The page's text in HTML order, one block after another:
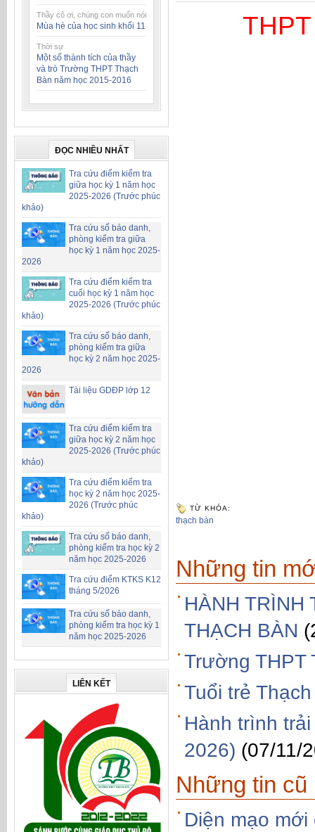
Thầy cô ơi, chúng con muốn nói
Mùa hè của học sinh khối 11
Thời sự
Một số thành tích của thầy
và trò Trường THPT Thạch
Bàn năm học 2015-2016
ĐỌC NHIỀU NHẤT
Tra cứu điểm kiểm tra
giữa học kỳ 1 năm học
2025-2026 (Trước phúc
khảo)
Tra cứu số báo danh,
phòng kiểm tra giữa
học kỳ 1 năm học 2025-
2026
Tra cứu điểm kiểm tra
cuối học kỳ 1 năm học
2025-2026 (Trước phúc
khảo)
Tra cứu số báo danh,
phòng kiểm tra giữa
học kỳ 2 năm học 2025-
2026
Tài liệu GDĐP lớp 12
Tra cứu điểm kiểm tra
giữa học kỳ 2 năm học
2025-2026 (Trước phúc
khảo)
Tra cứu điểm kiểm tra
học kỳ 2 năm học 2025-
2026 (Trước phúc
khảo)
Tra cứu số báo danh,
phòng kiểm tra học kỳ 2
năm học 2025-2026
Tra cứu điểm KTKS K12
tháng 5/2026
Tra cứu số báo danh,
phòng kiểm tra học kỳ 1
năm học 2025-2026
LIÊN KẾT
TỪ KHÓA:
thạch bàn
Những tin
HÀNH
THẠCH BÀN
Trường THPT
Tuổi trẻ
Hành trình
2026) (07/11/
Những tin cũ
Diện mạo